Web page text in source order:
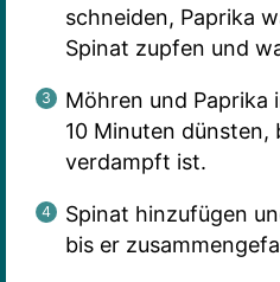
schneiden, Paprika
Spinat zupfen und
Möhren und Paprika
10 Minuten dünsten,
verdampft ist.
Spinat hinzufügen
bis er